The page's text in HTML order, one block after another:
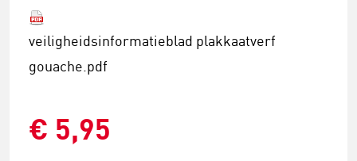
veiligheidsinformatieblad plakkaatverf
gouache.pdf
€ 5,95